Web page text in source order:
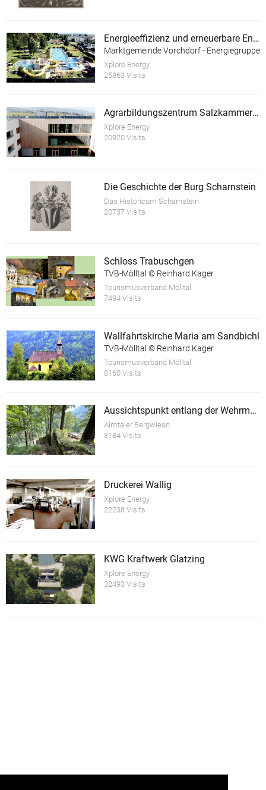
Energieeffizienz und erneuerbare Energie im Almtalbad Vorchdorf
Marktgemeinde Vorchdorf - Energiegruppe
Xplore Energy
25863 Visits
Agrarbildungszentrum Salzkammergut
Xplore Energy
20920 Visits
Die Geschichte der Burg Scharnstein
Das Historicum Scharnstein
20737 Visits
Schloss Trabuschgen
TVB-Mölltal © Reinhard Kager
Tourismusverband Mölltal
7494 Visits
Wallfahrtskirche Maria am Sandbichl
TVB-Mölltal © Reinhard Kager
Tourismusverband Mölltal
8160 Visits
Aussichtspunkt entlang der Wehrmauer der Ruine Scharnstein
Almtaler Bergwiesn
8184 Visits
Druckerei Wallig
Xplore Energy
22238 Visits
KWG Kraftwerk Glatzing
Xplore Energy
32493 Visits